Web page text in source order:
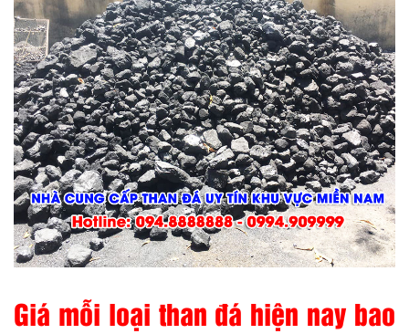
Giá mỗi loại than đá hiện nay bao